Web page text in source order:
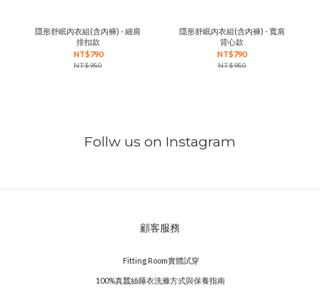
隱形舒眠內衣組(含內褲) - 細肩
排扣款
NT$790
NT$980
隱形舒眠內衣組(含內褲) - 寬肩
背心款
NT$790
NT$980
Follw us on Instagram
顧客服務
Fitting Room實體試穿
100%真蠶絲睡衣洗滌方式與保養指南